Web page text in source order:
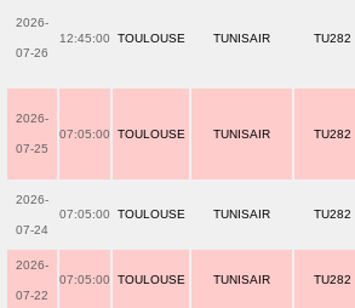
2026-
07-26
12:45:00 TOULOUSE TUNISAIR TU282
2026-
07-25
07:05:00 TOULOUSE TUNISAIR TU282
2026-
07-24
07:05:00 TOULOUSE TUNISAIR TU282
2026-
07-22
07:05:00 TOULOUSE TUNISAIR TU282